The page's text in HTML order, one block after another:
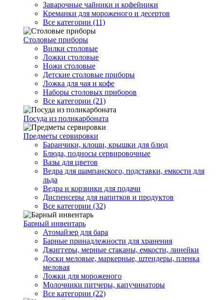
Заварочные чайники и кофейники
Креманки для мороженого и десертов
Все категории (11)
Столовые приборы
Вилки столовые
Ложки столовые
Ножи столовые
Детские столовые приборы
Ложка для чая и кофе
Наборы столовых приборов
Все категории (21)
Посуда из поликарбоната
Предметы сервировки
Баранчики, клоши, крышки для блюд
Блюда, подносы сервировочные
Вазы для цветов
Ведра для шампанского, подставки, емкости для
льда
Ведра и корзинки для подачи
Диспенсеры для напитков и продуктов
Все категории (32)
Барный инвентарь
Атомайзер для бара
Барные принадлежности для хранения
Джиггеры, мерные стаканы, емкости, линейки
Доски меловые, маркерные, штендеры, пленка
меловая
Ложки для мороженого
Молочники питчеры, капучинаторы
Все категории (22)